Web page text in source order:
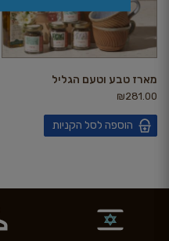
מארז טבע וטעם הגליל
₪281.00
הוספה לסל הקניות